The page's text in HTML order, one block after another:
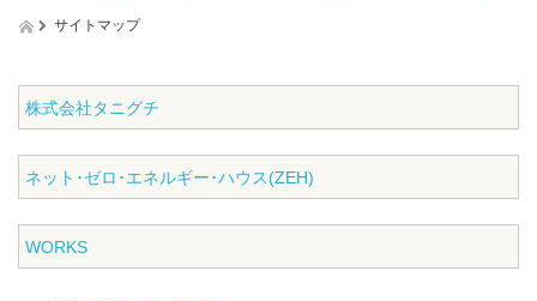
サイトマップ
株式会社タニグチ
ネット･ゼロ･エネルギー･ハウス(ZEH)
WORKS